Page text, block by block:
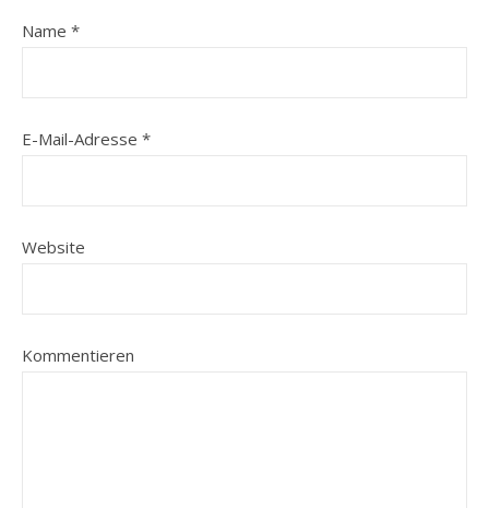
Name *
E-Mail-Adresse *
Website
Kommentieren